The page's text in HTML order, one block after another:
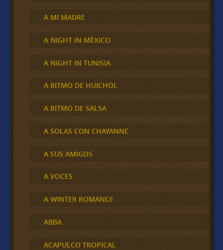
A MI MADRE
A NIGHT IN MÉXICO
A NIGHT IN TUNISIA
A RITMO DE HUICHOL
A RITMO DE SALSA
A SOLAS CON CHAYANNE
A SUS AMIGOS
A VOCES
A WINTER ROMANCE
ABBA
ACAPULCO TROPICAL